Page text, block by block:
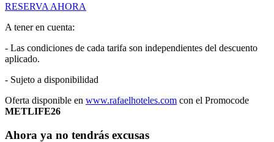
RESERVA AHORA
A tener en cuenta:
- Las condiciones de cada tarifa son independientes del descuento
aplicado.
- Sujeto a disponibilidad
Oferta disponible en www.rafaelhoteles.com con el Promocode
METLIFE26
Ahora ya no tendrás excusas